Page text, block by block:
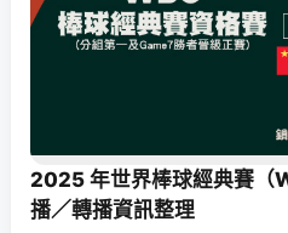
2025 年世界棒球經典賽（
播／轉播資訊整理